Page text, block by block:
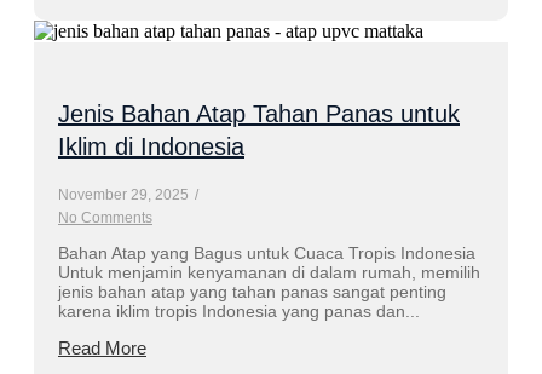
Jenis Bahan Atap Tahan Panas untuk
Iklim di Indonesia
November 29, 2025 /
No Comments
Bahan Atap yang Bagus untuk Cuaca Tropis Indonesia
Untuk menjamin kenyamanan di dalam rumah, memilih
jenis bahan atap yang tahan panas sangat penting
karena iklim tropis Indonesia yang panas dan...
Read More